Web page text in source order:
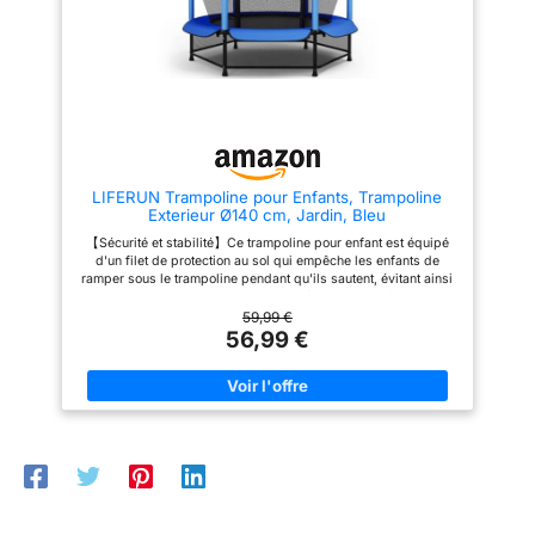
pleinement de leur
expérience de
rebondissement.
faisant de ce trampoline le
choix numéro un pour les
familles attentives. STABILITÉ
ET ACCESSIBILITÉ : Imaginez
stabilité et son échelle intégrée,
accéder à leur terrain de jeu
préféré en toute sécurité. Le
cadre en tubes d'acier promet
des années d'amusement, sans
compromis sur la qualité.
ASSEMBLAGE EN UN CLIN
pourquoi notre trampoline a été
démontage rapides. Vous
pourrez ainsi consacrer plus de
temps aux moments de joie et
trampoline pour enfant et
adultes, transformez votre
particulièrement durable.
SÉCURITÉ | La haute clôture de
sécurité empêche efficacement
toute chute du trampoline. En
L'accès se ferme par fermeture
par une fermeture à clic. SÛR |
La solide échelle permet un
surface de saut et fait du
trampoline le point fort parfait
pour le jardin et les loisirs. Le
pour ranger les chaussures, qui
proprement et soigneusement
LIFERUN Trampoline pour Enfants, Trampoline
Exterieur Ø140 cm, Jardin, Bleu
【Sécurité et stabilité】Ce trampoline pour enfant est équipé
d'un filet de protection au sol qui empêche les enfants de
ramper sous le trampoline pendant qu'ils sautent, évitant ainsi
également doté d'une porte à fermeture éclair pour éviter les
chutes – plus sûr que le velcro. De plus, les six poteaux du filet
sont rembourrés de mousse pour prévenir les chocs.
59,99 €
56,99 €